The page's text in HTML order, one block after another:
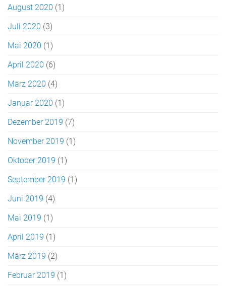
August 2020 (1)
Juli 2020 (3)
Mai 2020 (1)
April 2020 (6)
März 2020 (4)
Januar 2020 (1)
Dezember 2019 (7)
November 2019 (1)
Oktober 2019 (1)
September 2019 (1)
Juni 2019 (4)
Mai 2019 (1)
April 2019 (1)
März 2019 (2)
Februar 2019 (1)